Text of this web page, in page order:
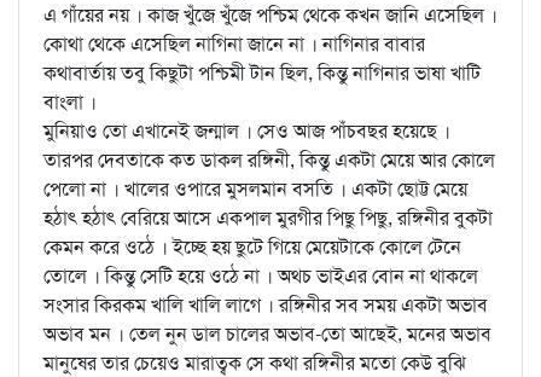
এ গাঁয়ের নয় । কাজ খুঁজে খুঁজে পশ্চিম থেকে কখন জানি এসেছিল ।
কোথা থেকে এসেছিল নাগিনা জানে না । নাগিনার বাবার
কথাবার্তায় তবু কিছুটা পশ্চিমী টান ছিল, কিন্তু নাগিনার ভাষা খাটি
বাংলা ।
মুনিয়াও তো এখানেই জন্মাল । সেও আজ পাঁচবছর হয়েছে ।
তারপর দেবতাকে কত ডাকল রঙ্গিনী, কিন্তু একটা মেয়ে আর কোলে
পেলো না । খালের ওপারে মুসলমান বসতি । একটা ছোট্ট মেয়ে
হঠাৎ হঠাৎ বেরিয়ে আসে একপাল মুরগীর পিছু পিছু, রঙ্গিনীর বুকটা
কেমন করে ওঠে । ইচ্ছে হয় ছুটে গিয়ে মেয়েটাকে কোলে টেনে
তোলে । কিন্তু সেটি হয়ে ওঠে না । অথচ ভাইএর বোন না থাকলে
সংসার কিরকম খালি খালি লাগে । রঙ্গিনীর সব সময় একটা অভাব
অভাব মন । তেল নুন ডাল চালের অভাব-তো আছেই, মনের অভাব
মানুষের তার চেয়েও মারাত্বক সে কথা রঙ্গিনীর মতো কেউ বুঝি